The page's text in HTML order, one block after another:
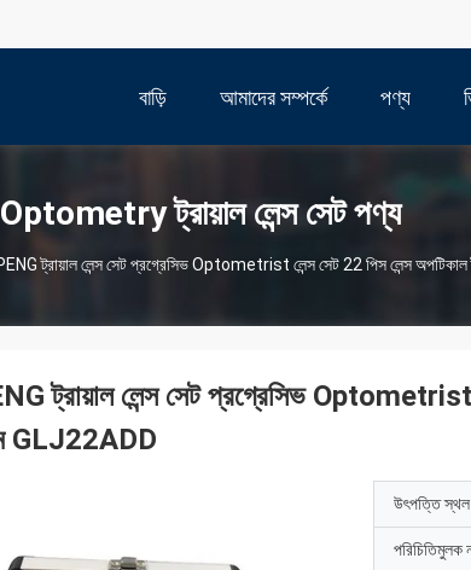
বাড়ি আমাদের সম্পর্কে পণ্য
Optometry ট্রায়াল লেন্স সেট পণ্য
ট্রায়াল লেন্স সেট প্রগ্রেসিভ Optometrist লেন্স সেট 22 পিস লেন্স অপটিকাল
ট্রায়াল লেন্স সেট প্রগ্রেসিভ Optometrist
GLJ22ADD
উৎপত্তি স্থল
পরিচিতিমুলক